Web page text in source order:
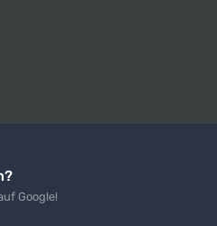
Google!